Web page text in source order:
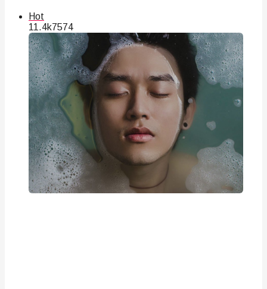
Hot
11.4k7574